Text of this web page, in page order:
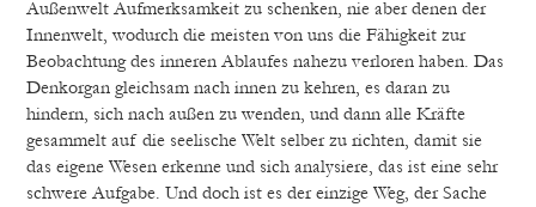
Außenwelt Aufmerksamkeit zu schenken, nie aber denen der
Innenwelt, wodurch die meisten von uns die Fähigkeit zur
Beobachtung des inneren Ablaufes nahezu verloren haben. Das
Denkorgan gleichsam nach innen zu kehren, es daran zu
hindern, sich nach außen zu wenden, und dann alle Kräfte
gesammelt auf die seelische Welt selber zu richten, damit sie
das eigene Wesen erkenne und sich analysiere, das ist eine sehr
schwere Aufgabe. Und doch ist es der einzige Weg, der Sache